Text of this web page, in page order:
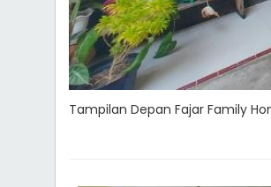
Tampilan Depan Fajar Family